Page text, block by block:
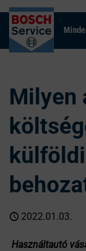
Milyen
2022.01.03.
Használtautó